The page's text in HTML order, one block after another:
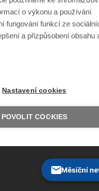
novinek e-mailem
Informace o webu
osobních údajů
Měsíční
o výkonu a používání
fungování funkcí ze
a přizpůsobení obsahu
Nastavení cookies
POVOLIT COOKIES